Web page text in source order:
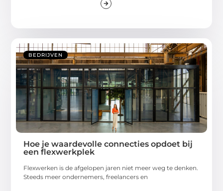
BEDRIJVEN
Hoe je waardevolle connecties opdoet bij
een flexwerkplek
Flexwerken is de afgelopen jaren niet meer weg te denken.
Steeds meer ondernemers, freelancers en